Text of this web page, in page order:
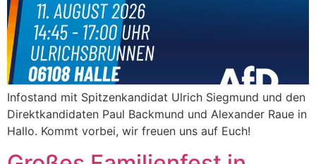
Infostand mit Spitzenkandidat Ulrich Siegmund und den
Direktkandidaten Paul Backmund und Alexander Raue in
Hallo. Kommt vorbei, wir freuen uns auf Euch!